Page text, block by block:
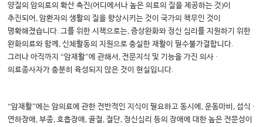
양질의 암의료의 확산 촉진(어디에서나 높은 의료의 질을 제공하는 것)이
추진되어,암환자의 생활의 질을 향상시키는 것이 국가의 책무인 것이
명확해졌습니다.그를 위한 시책으로는,증상완화와 정신 심리를 지원하기 위한
완화의료와 함께,신체활동의 지원으로 충실한 재활이 필수불가결합니다.
그러나 아직까지“암재활”에 관해서,전문지식 및 기능을 가진 의사 ·
의료종사자가 충분히 육성되지 않은 것이 현실입니다.
“암재활”에는 암의료에 관한 전반적인 지식이 필요하고 동시에,운동마비,섭식 ·
연하장애,부종,호흡장애,골절,절단,정신심리 등의 장애에 대한 높은 전문성이